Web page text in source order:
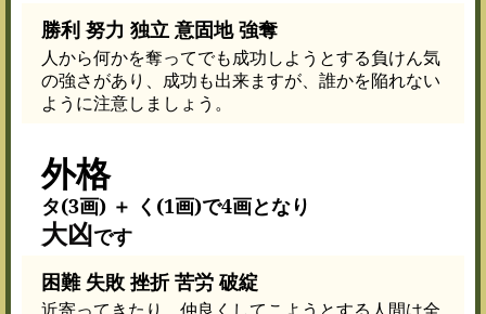
勝利 努力 独立 意固地 強奪
人から何かを奪ってでも成功しようとする負けん気
の強さがあり、成功も出来ますが、誰かを陥れない
ように注意しましょう。
外格
タ(3画) ＋ く(1画)で4画となり
大凶です
困難 失敗 挫折 苦労 破綻